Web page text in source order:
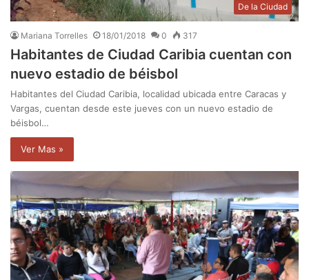
De la Ciudad
Mariana Torrelles 18/01/2018 0 317
Habitantes de Ciudad Caribia cuentan con
nuevo estadio de béisbol
Habitantes del Ciudad Caribia, localidad ubicada entre Caracas y
Vargas, cuentan desde este jueves con un nuevo estadio de
béisbol…
Ver Mas »